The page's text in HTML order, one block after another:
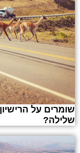
שומרים על
שלילה?